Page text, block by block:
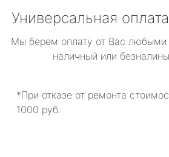
Универсальная
Мы берем оплату от Вас любыми
наличный или
*При отказе от ремонта
1000 руб.